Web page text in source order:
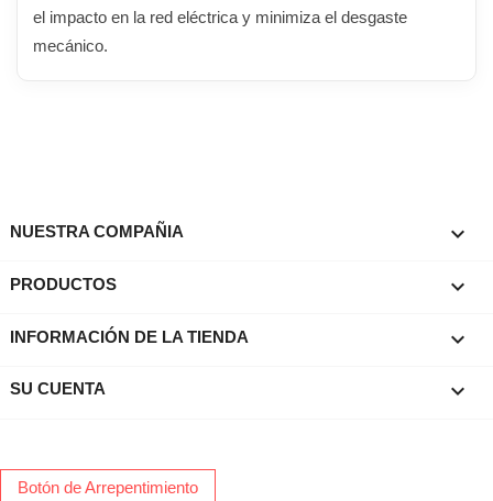
el impacto en la red eléctrica y minimiza el desgaste
mecánico.
NUESTRA COMPAÑIA 
PRODUCTOS 
INFORMACIÓN DE LA TIENDA keyboard_arrow_down
SU CUENTA 
Botón de Arrepentimiento